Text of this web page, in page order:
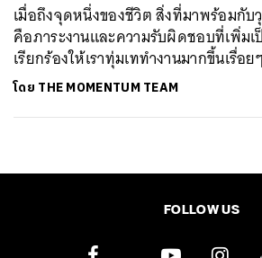
เมื่อถึงจุดหนึ่งของชีวิต สิ่งที่มาพร้อมกั
คือภาระงานและความรับผิดชอบที่เพิ่มเ
เรียกร้องให้เราทุ่มเททำงานมากขึ้นเรื่อยๆ
โดย THE MOMENTUM TEAM
FOLLOW US